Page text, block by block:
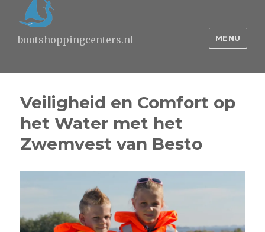
bootshoppingcenters.nl MENU
Veiligheid en Comfort op
het Water met het
Zwemvest van Besto